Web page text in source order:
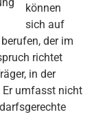
können
sich auf
der im
richtet
in der
Er umfasst nicht